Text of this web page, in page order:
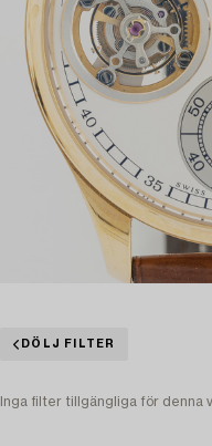
DÖLJ FILTER
Inga filter tillgängliga för denna